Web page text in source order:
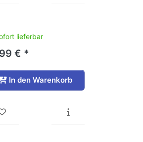
lieferbar
€ *
In den Warenkorb